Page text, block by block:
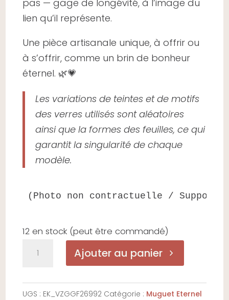
pas — gage de longévité, à l’image du
lien qu’il représente.
Une pièce artisanale unique, à offrir ou
à s’offrir, comme un brin de bonheur
éternel. 🌿💗
Les variations de teintes et de motifs
des verres utilisés sont aléatoires
ainsi que la formes des feuilles, ce qui
garantit la singularité de chaque
modèle.
(Photo non contractuelle / Support
12 en stock (peut être commandé)
Eternel
Ajouter au panier
UGS : EK_VZGGF26992 Catégorie : Muguet Eternel